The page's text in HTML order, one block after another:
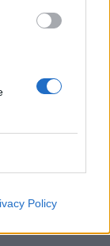
Policy